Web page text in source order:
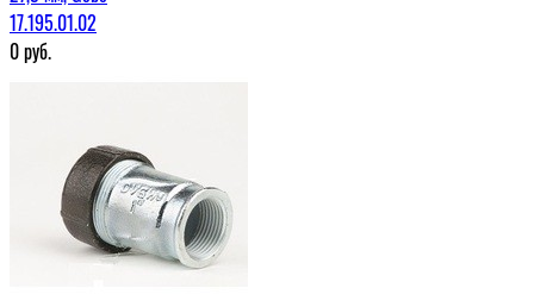
17.195.01.02
0руб.